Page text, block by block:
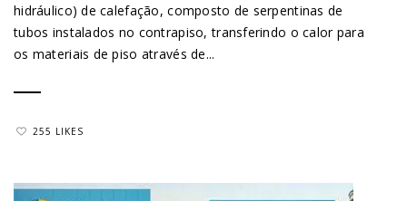
hidráulico) de calefação, composto de serpentinas de
tubos instalados no contrapiso, transferindo o calor para
os materiais de piso através de...
255 LIKES